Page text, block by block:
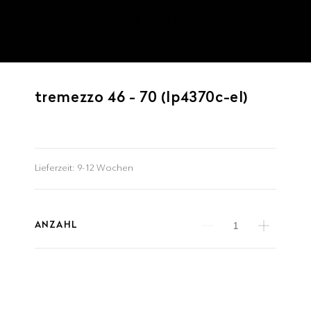
tremezzo 46 - 70 (lp4370c-el)
Lieferzeit: 9-12 Wochen
ANZAHL